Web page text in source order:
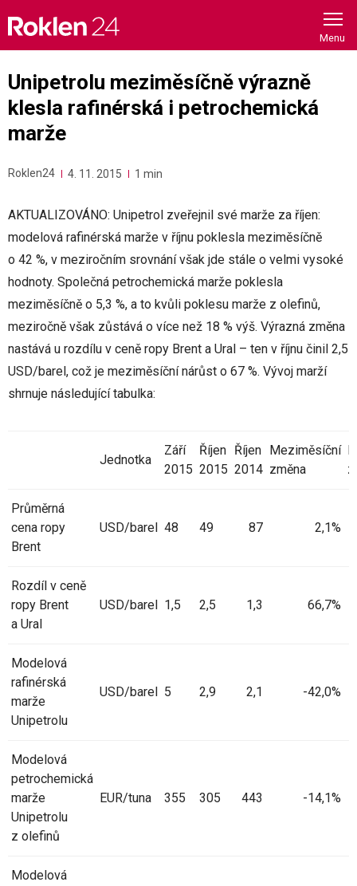
content
Unipetrolu meziměsíčně výrazně
klesla rafinérská i petrochemická
marže
Roklen24 4. 11. 2015 1 min
AKTUALIZOVÁNO: Unipetrol zveřejnil své marže za říjen:
modelová rafinérská marže v říjnu poklesla meziměsíčně
o 42 %, v meziročním srovnání však jde stále o velmi vysoké
hodnoty. Společná petrochemická marže poklesla
meziměsíčně o 5,3 %, a to kvůli poklesu marže z olefinů,
meziročně však zůstává o více než 18 % výš. Výrazná změna
nastává u rozdílu v ceně ropy Brent a Ural – ten v říjnu činil 2,5
USD/barel, což je meziměsíční nárůst o 67 %. Vývoj marží
shrnuje následující tabulka:
Jednotka
Září
2015
Říjen
2015
Říjen
2014
Meziměsíční
změna
Průměrná
cena ropy
Brent
USD/barel 48 49 87 2,1%
Rozdíl v ceně
ropy Brent
a Ural
USD/barel 1,5 2,5 1,3 66,7%
Modelová
rafinérská
marže
Unipetrolu
USD/barel 5 2,9 2,1 -42,0%
Modelová
petrochemická
marže
Unipetrolu
z olefinů
EUR/tuna 355 305 443 -14,1%
Modelová